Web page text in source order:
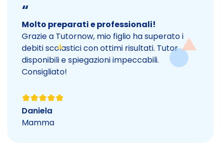
“
Molto preparati e professionali!
Grazie a Tutornow, mio figlio ha superato i
debiti scolastici con ottimi risultati. Tutor
disponibili e spiegazioni impeccabili.
Consigliato!
Daniela
Mamma